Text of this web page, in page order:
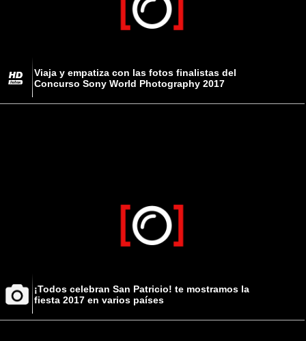
Viaja y empatiza con las fotos finalistas del
Concurso Sony World Photography 2017
¡Todos celebran San Patricio! te mostramos la
fiesta 2017 en varios países